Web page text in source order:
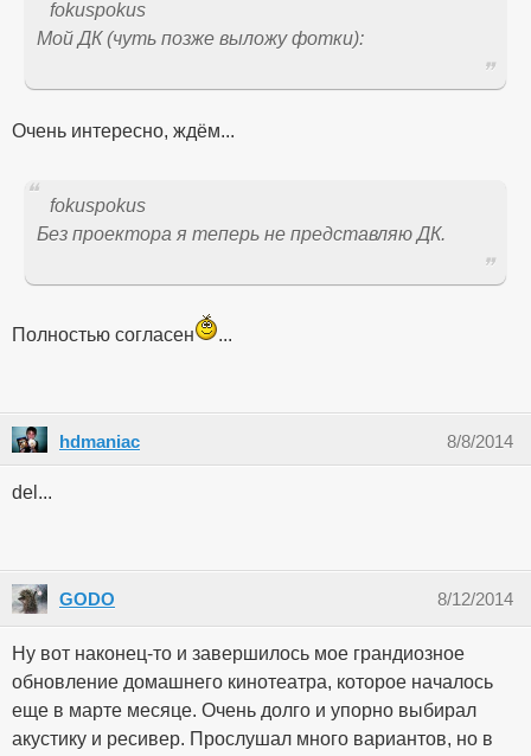
fokuspokus
Мой ДК (чуть позже выложу фотки):
Очень интересно, ждём...
fokuspokus
Без проектора я теперь не представляю ДК.
Полностью согласен ...
8/8/2014
hdmaniac
del...
8/12/2014
GODO
Ну вот наконец-то и завершилось мое грандиозное
обновление домашнего кинотеатра, которое началось
еще в марте месяце. Очень долго и упорно выбирал
акустику и ресивер. Прослушал много вариантов, но в